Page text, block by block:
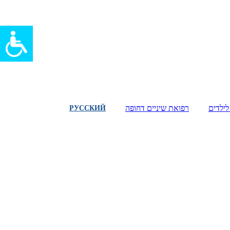
רפואת שיניים דחופה РУССКИЙ